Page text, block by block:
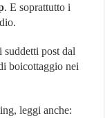
. E soprattutto i
post dal
boicottaggio nei
leggi anche: